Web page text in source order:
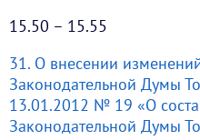
15.50 – 15.55
31. О внесении
Законодательной Думы
13.01.2012 № 19 «О
Законодательной Думы